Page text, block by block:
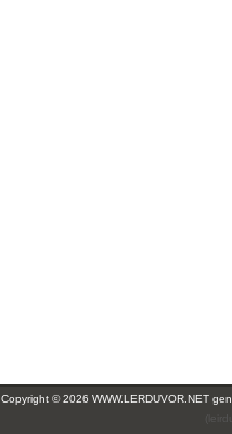
Copyright © 2026 WWW.LERDUVOR.NET